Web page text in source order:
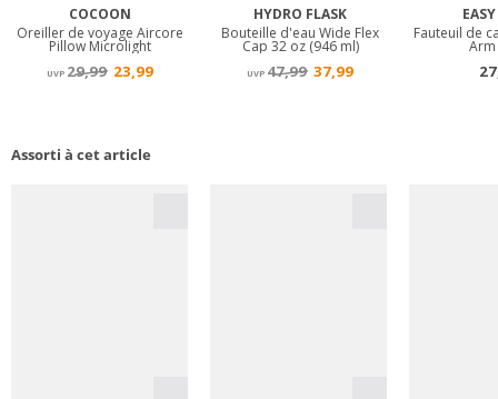
Assorti à cet article